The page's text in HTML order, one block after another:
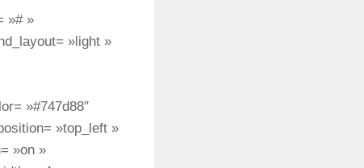
»# »
»light »
»#747d88″
»top_left »
»on »